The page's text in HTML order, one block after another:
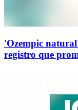
'Ozempic
registro que